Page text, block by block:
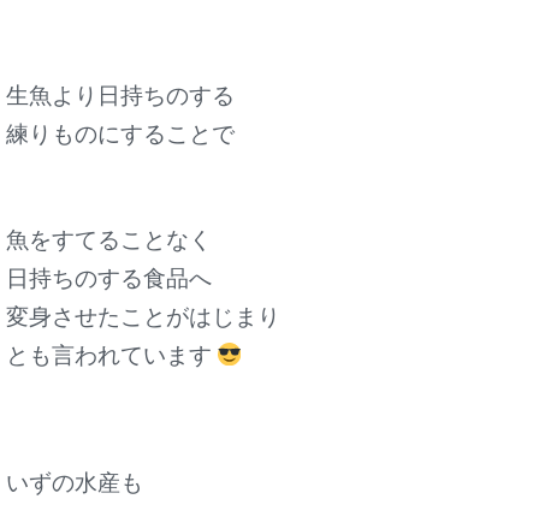
生魚より日持ちのする
練りものにすることで
魚をすてることなく
日持ちのする食品へ
変身させたことがはじまり
とも言われています
いずの水産も